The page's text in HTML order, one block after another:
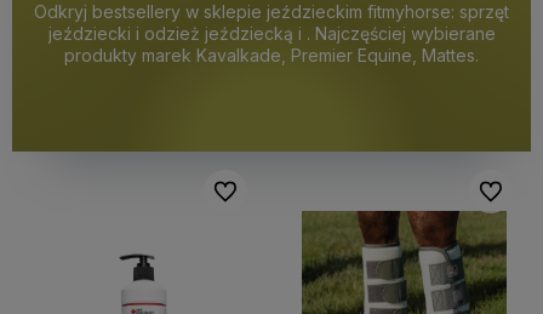
Odkryj bestsellery w sklepie jeździeckim fitmyhorse: sprzęt
jeździecki i odzież jeździecką i . Najczęściej wybierane
produkty marek Kavalkade, Premier Equine, Mattes.
Do ulubionych Do